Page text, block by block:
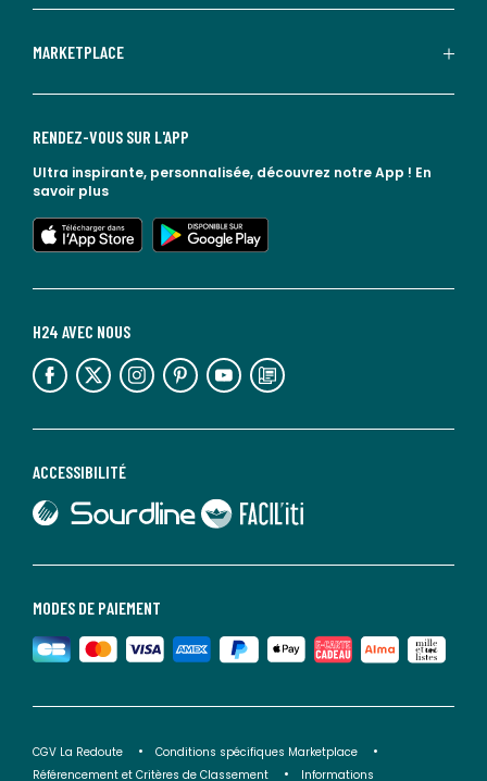
MARKETPLACE
MODES DE PAIEMENT
ACCESSIBILITÉ
lien vers Sourdline
lien vers Faciliti
H24 AVEC NOUS
lien vers l'espace réseaux sociaux lien vers l'espace réseaux sociaux lien vers l'espace réseaux sociaux lien vers l'espace réseaux sociaux lien vers l'espace réseaux sociaux lien vers le blog la redoute
RENDEZ-VOUS SUR L'APP
Ultra inspirante, personnalisée, découvrez notre App ! En
savoir plus
lien vers l'app store
lien vers google play
CGV La Redoute
Conditions spécifiques Marketplace
Référencement et Critères de Classement
Informations